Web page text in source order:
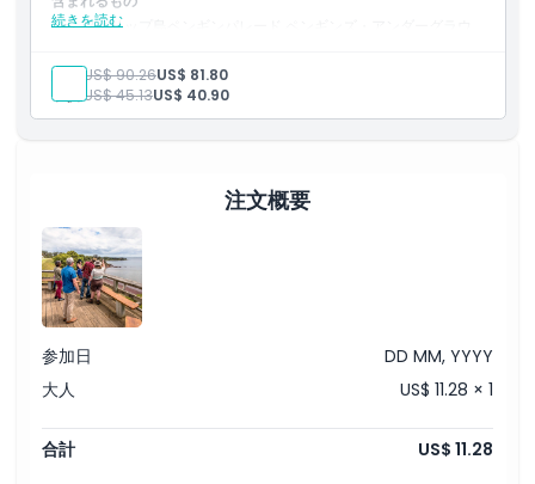
続きを読む
フィリップ島ペンギンパレード ペンギンズ・アンダーグラウ
コアラ保護区入場
チャーチル島ヘリテージファーム入場
ユニークな地下レベルのペンギン観察体験
家族向けのフィリップ島の自然と野生動物体験
大人: US$ 90.26US$ 81.80
子供: US$ 45.13US$ 40.90
注文概要
参加日
DD MM, YYYY
大人
US$ 11.28 × 1
合計 US$ 11.28